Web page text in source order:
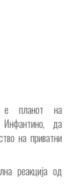
е планот на
да
на приватни
реакција од